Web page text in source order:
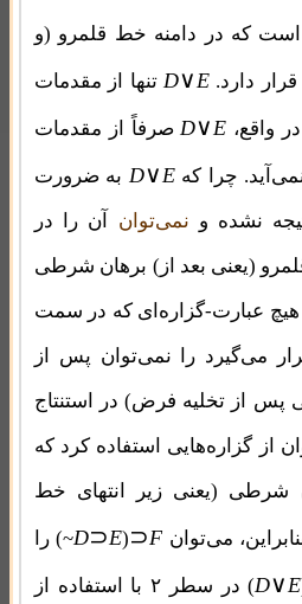
است که در دامنه خط قلمرو (و
D∨E تنها از مقدمات
واقع، D∨E صرفاً از مقدمات
چرا که D∨E
به ضرورت
نشده و نمی‌توان آن را در
(یعنی بعد از) برهان شرطی
هیچ عبارت-گزاره‌ای که در سمت
می‌گیرد را نمی‌توان پس از
پس از تخلیه فرض) در استنتاج
از گزاره‌هایی استفاده کرد که
شرطی (یعنی زیر انتهای خط
می‌توان (~D⊃E)⊃F را
(D∨E در سطر ۲ با استفاده از